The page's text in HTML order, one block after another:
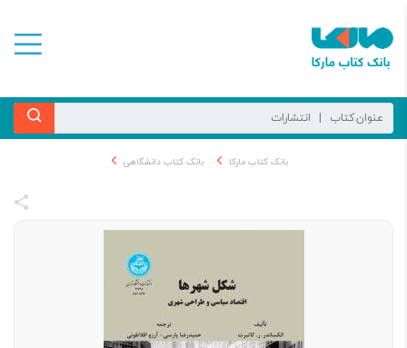
بانک کتاب مارکا بانک کتاب دانشگاهی